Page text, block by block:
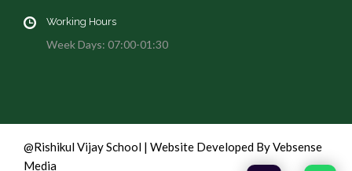
Working Hours
Week Days: 07:00-01:30
@Rishikul Vijay School | Website Developed By Vebsense
Media